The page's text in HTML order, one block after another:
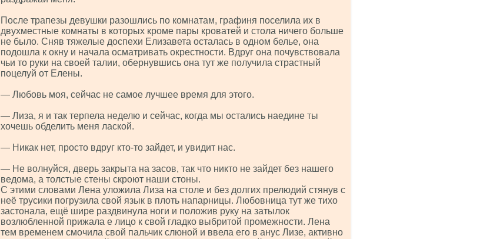
После трапезы девушки разошлись по комнатам, графиня поселила их в
двухместные комнаты в которых кроме пары кроватей и стола ничего больше
не было. Сняв тяжелые доспехи Елизавета осталась в одном белье, она
подошла к окну и начала осматривать окрестности. Вдруг она почувствовала
чьи то руки на своей талии, обернувшись она тут же получила страстный
поцелуй от Елены.
— Любовь моя, сейчас не самое лучшее время для этого.
— Лиза, я и так терпела неделю и сейчас, когда мы остались наедине ты
хочешь обделить меня лаской.
— Никак нет, просто вдруг кто-то зайдет, и увидит нас.
— Не волнуйся, дверь закрыта на засов, так что никто не зайдет без нашего
ведома, а толстые стены скроют наши стоны.
С этими словами Лена уложила Лиза на столе и без долгих прелюдий стянув с
неё трусики погрузила свой язык в плоть напарницы. Любовница тут же тихо
застонала, ещё шире раздвинула ноги и положив руку на затылок
возлюбленной прижала е лицо к свой гладко выбритой промежности. Лена
тем временем смочила свой пальчик слюной и ввела его в анус Лизе, активно